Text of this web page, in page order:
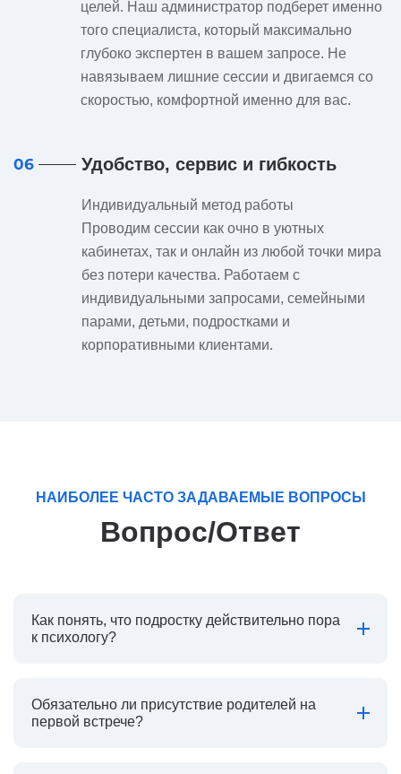
целей. Наш администратор подберет именно
того специалиста, который максимально
глубоко экспертен в вашем запросе. Не
навязываем лишние сессии и двигаемся со
скоростью, комфортной именно для вас.
06 Удобство, сервис и гибкость
Индивидуальный метод работы
Проводим сессии как очно в уютных
кабинетах, так и онлайн из любой точки мира
без потери качества. Работаем с
индивидуальными запросами, семейными
парами, детьми, подростками и
корпоративными клиентами.
НАИБОЛЕЕ ЧАСТО ЗАДАВАЕМЫЕ ВОПРОСЫ
Вопрос/Ответ
Как понять, что подростку действительно пора
к психологу?
Обязательно ли присутствие родителей на
первой встрече?